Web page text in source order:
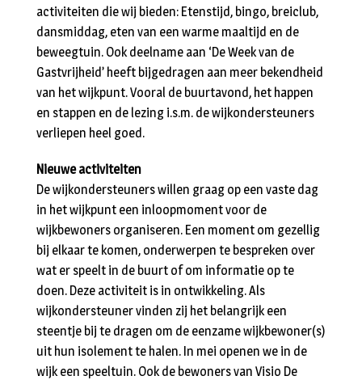
activiteiten die wij bieden: Etenstijd, bingo, breiclub,
dansmiddag, eten van een warme maaltijd en de
beweegtuin. Ook deelname aan ‘De Week van de
Gastvrijheid’ heeft bijgedragen aan meer bekendheid
van het wijkpunt. Vooral de buurtavond, het happen
en stappen en de lezing i.s.m. de wijkondersteuners
verliepen heel goed.
Nieuwe activiteiten
De wijkondersteuners willen graag op een vaste dag
in het wijkpunt een inloopmoment voor de
wijkbewoners organiseren. Een moment om gezellig
bij elkaar te komen, onderwerpen te bespreken over
wat er speelt in de buurt of om informatie op te
doen. Deze activiteit is in ontwikkeling. Als
wijkondersteuner vinden zij het belangrijk een
steentje bij te dragen om de eenzame wijkbewoner(s)
uit hun isolement te halen. In mei openen we in de
wijk een speeltuin. Ook de bewoners van Visio De